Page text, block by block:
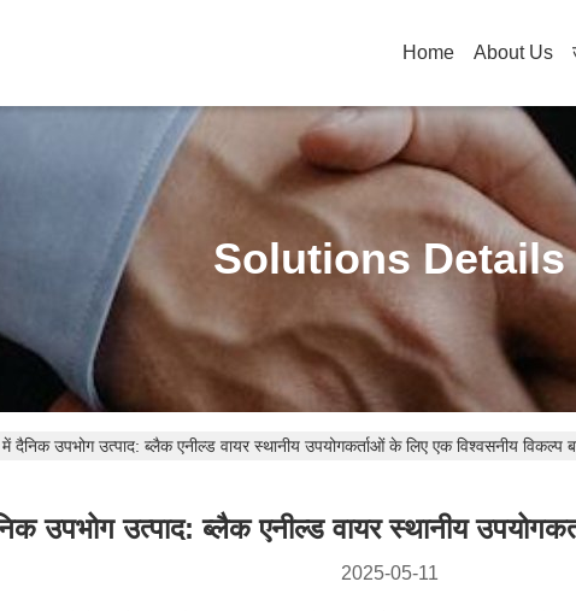
Home About Us
Solutions Details
दैनिक उपभोग उत्पाद: ब्लैक एनील्ड वायर स्थानीय उपयोगकर्ताओं के लिए एक विश्वसनीय विकल्प
उपभोग उत्पाद: ब्लैक एनील्ड वायर स्थानीय
2025-05-11